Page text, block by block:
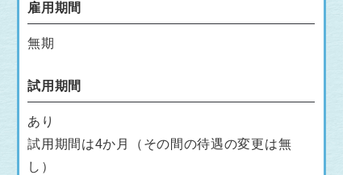
雇用期間
無期
試用期間
あり
試用期間は4か月（その間の待遇の変更は無
し）